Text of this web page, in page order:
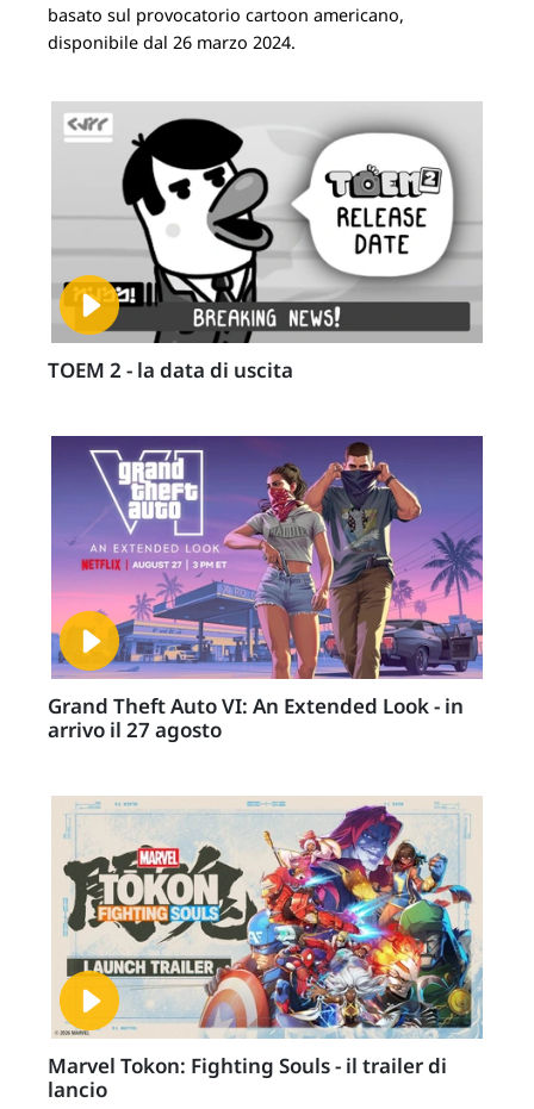
basato sul provocatorio cartoon americano,
disponibile dal 26 marzo 2024.
TOEM 2 - la data di uscita
Grand Theft Auto VI: An Extended Look - in
arrivo il 27 agosto
Marvel Tokon: Fighting Souls - il trailer di
lancio